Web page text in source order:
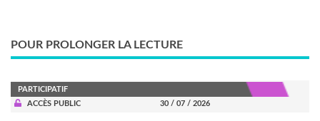
POUR PROLONGER LA LECTURE
PARTICIPATIF
ACCÈS PUBLIC
30 / 07 / 2026